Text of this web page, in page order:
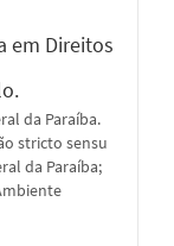
em Direitos
da Paraíba.
stricto sensu
da Paraíba;